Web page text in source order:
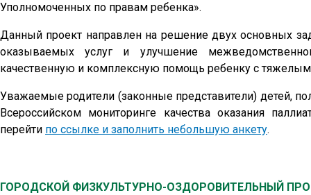
Уполномоченных по правам ребенка».
Данный проект направлен на решение двух основных
оказываемых услуг и улучшение
качественную и комплексную помощь ребенку с
Уважаемые родители (законные представители) детей,
Всероссийском мониторинге качества оказания
перейти по ссылке и заполнить небольшую анкету.
ГОРОДСКОЙ ФИЗКУЛЬТУРНО-ОЗДОРОВИТЕЛЬНЫЙ